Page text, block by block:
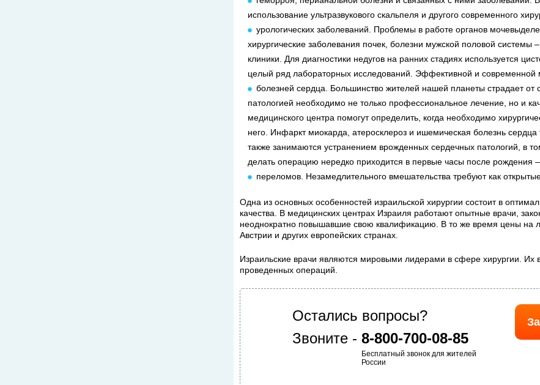
использование ультразвукового скальпеля и другого современного
урологических заболеваний. Проблемы в работе органов
хирургические заболевания почек, болезни мужской половой системы
клиники. Для диагностики недугов на ранних стадиях используется
целый ряд лабораторных исследований. Эффективной и современной
болезней сердца. Большинство жителей нашей планеты страдает от
патологией необходимо не только профессиональное лечение, но и
медицинского центра помогут определить, когда необходимо
него. Инфаркт миокарда, атеросклероз и ишемическая болезнь
также занимаются устранением врожденных сердечных патологий, в
делать операцию нередко приходится в первые часы после рождения –
переломов. Незамедлительного вмешательства требуют как
Одна из основных особенностей израильской хирургии состоит в
качества. В медицинских центрах Израиля работают опытные врачи,
неоднократно повышавшие свою квалификацию. В то же время цены на
Австрии и других европейских странах.
Израильские врачи являются мировыми лидерами в сфере хирургии.
проведенных операций.
Остались вопросы?
Звоните - 8-800-700-08-85
Бесплатный звонок для жителей
России